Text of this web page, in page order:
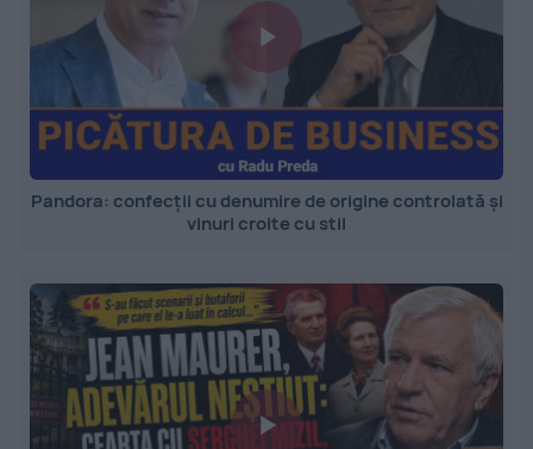
Pandora: confecții cu denumire de origine controlată și
vinuri croite cu stil